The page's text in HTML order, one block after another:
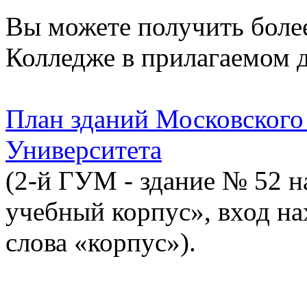
Вы можете получить
Колледже в
План зданий
Университета
(2-й ГУМ - здание № 52 на
учебный корпус», вход
слова «корпус»).